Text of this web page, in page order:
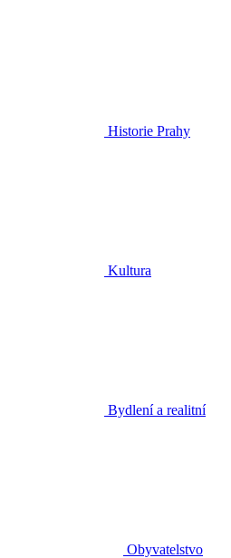
Historie Prahy
Kultura
Bydlení a realitní
Obyvatelstvo